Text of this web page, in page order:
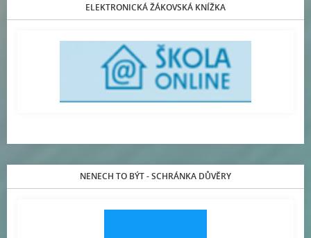
ELEKTRONICKÁ ŽÁKOVSKÁ KNÍŽKA
NENECH TO BÝT - SCHRÁNKA DŮVĚRY